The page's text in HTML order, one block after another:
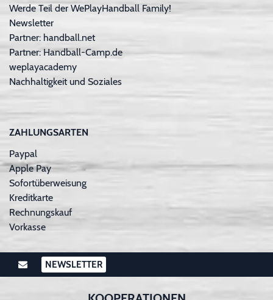
Werde Teil der WePlayHandball Family!
Newsletter
Partner: handball.net
Partner: Handball-Camp.de
weplayacademy
Nachhaltigkeit und Soziales
ZAHLUNGSARTEN
Paypal
Apple Pay
Sofortüberweisung
Kreditkarte
Rechnungskauf
Vorkasse
NEWSLETTER